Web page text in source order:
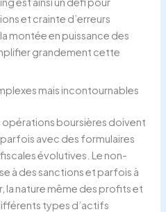
et crainte d’erreurs
montée en puissance des
grandement cette
mais incontournables
opérations boursières doivent
avec des formulaires
évolutives. Le non-
à des sanctions et parfois à
la nature même des profits et
types d’actifs